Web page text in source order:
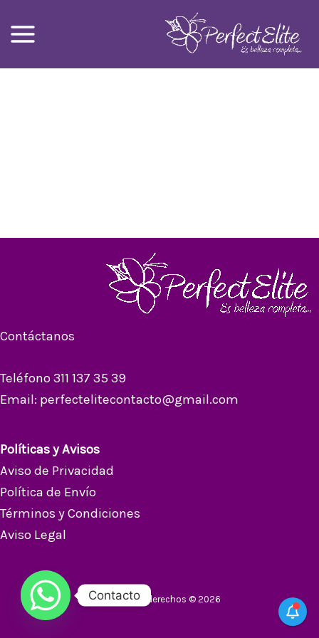
content
Contáctanos
Teléfono 311 137 35 39
Email: perfectelitecontacto@gmail.com
Políticas y Avisos
Aviso de Privacidad
Política de Envío
Términos y Condiciones
Aviso Legal
Todos los derechos © 2026 |
Contacto